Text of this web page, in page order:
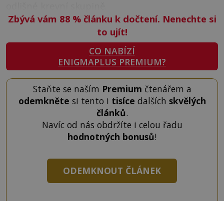
Zbývá vám 88 %článku k dočtení. Nenechte si
to ujít!
CO NABÍZÍ
ENIGMAPLUS PREMIUM?
Staňte se naším Premium čtenářem a
odemkněte si tento i tisíce dalších skvělých
článků.
Navíc od nás obdržíte i celou řadu
hodnotných bonusů!
ODEMKNOUT ČLÁNEK